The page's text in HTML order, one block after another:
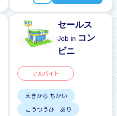
セールス
Job in コン
ビニ
アルバイト
えきから ちかい
こうつうひ あり